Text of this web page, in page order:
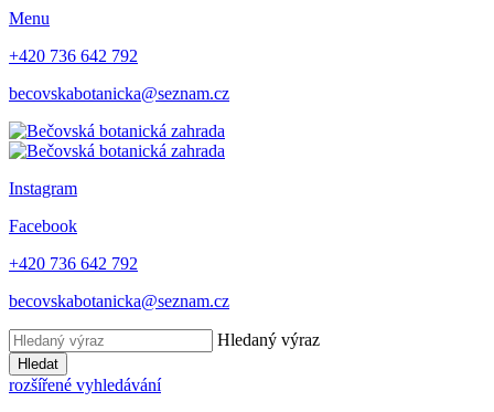
Menu
+420 736 642 792
becovskabotanicka@seznam.cz
Instagram
Facebook
+420 736 642 792
becovskabotanicka@seznam.cz
Hledaný výraz
Hledat
rozšířené vyhledávání